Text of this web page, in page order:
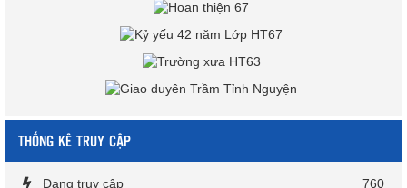
THỐNG KÊ TRUY CẬP
Đang truy cập 760